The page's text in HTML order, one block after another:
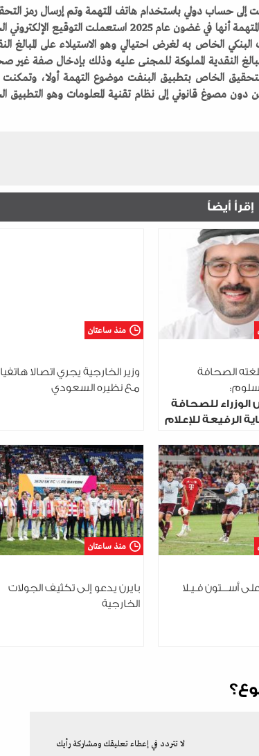
إقرأ أيضاً
الصحافة
الوزراء للصحافة
الرفيعة للإعلام
منذ ساعتان
وزير الخارجية يجري اتصالا هاتفيا
مع نظيره السعودي
أســـتون فـيـلا
منذ ساعتان
بايرن يدعو إلى تكثيف الجولات
الخارجية
لا تتردد في إعطاء تعليقك ومشاركة رأيك